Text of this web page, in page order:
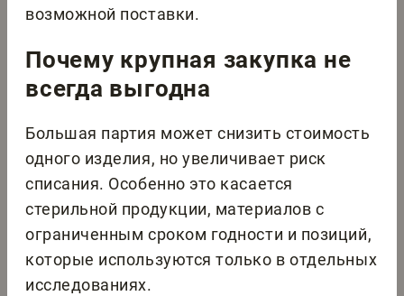
возможной поставки.
Почему крупная закупка не
всегда выгодна
Большая партия может снизить стоимость
одного изделия, но увеличивает риск
списания. Особенно это касается
стерильной продукции, материалов с
ограниченным сроком годности и позиций,
которые используются только в отдельных
исследованиях.